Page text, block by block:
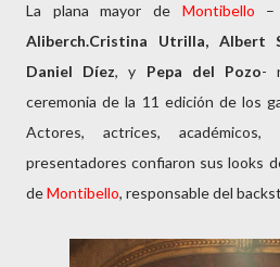
La plana mayor de Montibello –
Aliberch.Cristina Utrilla, Albert
Daniel Díez, y Pepa del Pozo-
ceremonia de la 11 edición de los
Actores, actrices,
presentadores confiaron sus looks
deMontibello, responsable del